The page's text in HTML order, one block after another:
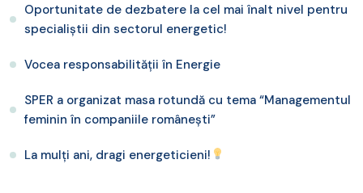
Oportunitate de dezbatere la cel mai înalt nivel pentru
specialiștii din sectorul energetic!
Vocea responsabilității în Energie
SPER a organizat masa rotundă cu tema “Managementul
feminin în companiile românești”
La mulți ani, dragi energeticieni!